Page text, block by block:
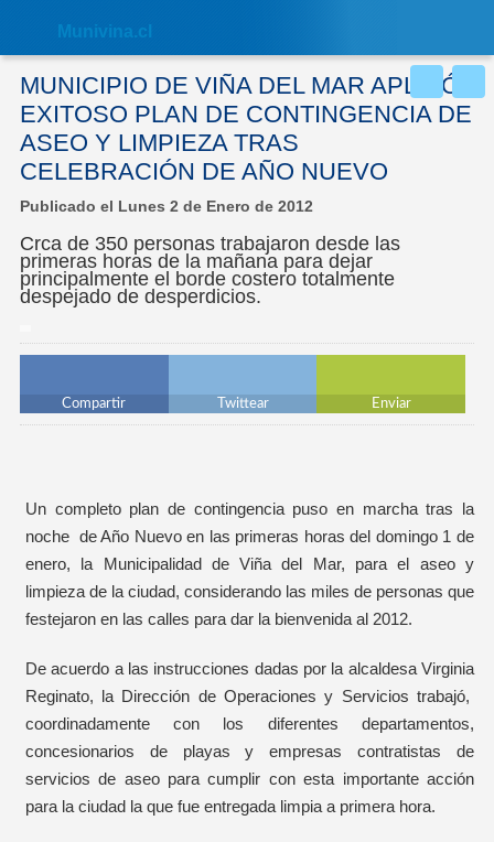
web
incluye
sistema
accesibilidad.
Munivina.cl
MUNICIPIO DE VIÑA DEL MAR APLICÓ
EXITOSO PLAN DE CONTINGENCIA DE
ASEO Y LIMPIEZA TRAS
CELEBRACIÓN DE AÑO NUEVO
Publicado el Lunes 2 de Enero de 2012
Crca de 350 personas trabajaron desde las
primeras horas de la mañana para dejar
principalmente el borde costero totalmente
despejado de desperdicios.
Compartir Twittear Enviar
Un completo plan de contingencia puso en marcha tras la
noche de Año Nuevo en las primeras horas del domingo 1 de
enero, la Municipalidad de Viña del Mar, para el aseo y
limpieza de la ciudad, considerando las miles de personas que
festejaron en las calles para dar la bienvenida al 2012.
De acuerdo a las instrucciones dadas por la alcaldesa Virginia
Reginato, la Dirección de Operaciones y Servicios trabajó,
coordinadamente con los diferentes departamentos,
concesionarios de playas y empresas contratistas de
servicios de aseo para cumplir con esta importante acción
para la ciudad la que fue entregada limpia a primera hora.